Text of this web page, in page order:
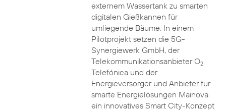
externem Wassertank zu smarten
digitalen Gießkannen für
umliegende Bäume. In einem
Pilotprojekt setzen die 5G-
Synergiewerk GmbH, der
Telekommunikationsanbieter O2
Telefónica und der
Energieversorger und Anbieter für
smarte Energielösungen Mainova
ein innovatives Smart City-Konzept